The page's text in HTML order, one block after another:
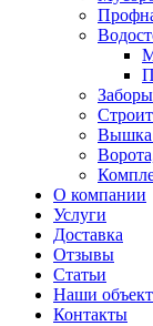
Заборы
Вышка
О компании
Услуги
Доставка
Отзывы
Статьи
Наши
Контакты